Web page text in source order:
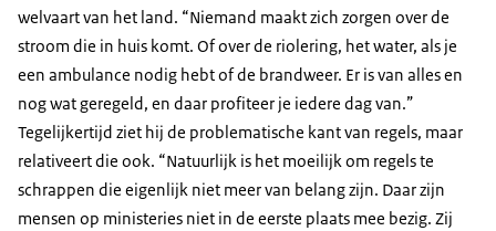
welvaart van het land. “Niemand maakt zich zorgen over de
stroom die in huis komt. Of over de riolering, het water, als je
een ambulance nodig hebt of de brandweer. Er is van alles en
nog wat geregeld, en daar profiteer je iedere dag van.”
Tegelijkertijd ziet hij de problematische kant van regels, maar
relativeert die ook. “Natuurlijk is het moeilijk om regels te
schrappen die eigenlijk niet meer van belang zijn. Daar zijn
mensen op ministeries niet in de eerste plaats mee bezig. Zij